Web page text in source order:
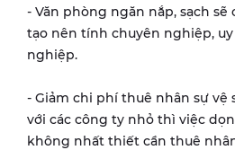
- Văn phòng ngăn nắp, sạch
tạo nên tính chuyên nghiệp,
nghiệp.
- Giảm chi phí thuê nhân sự vệ
với các công ty nhỏ thì việc
không nhất thiết cần thuê